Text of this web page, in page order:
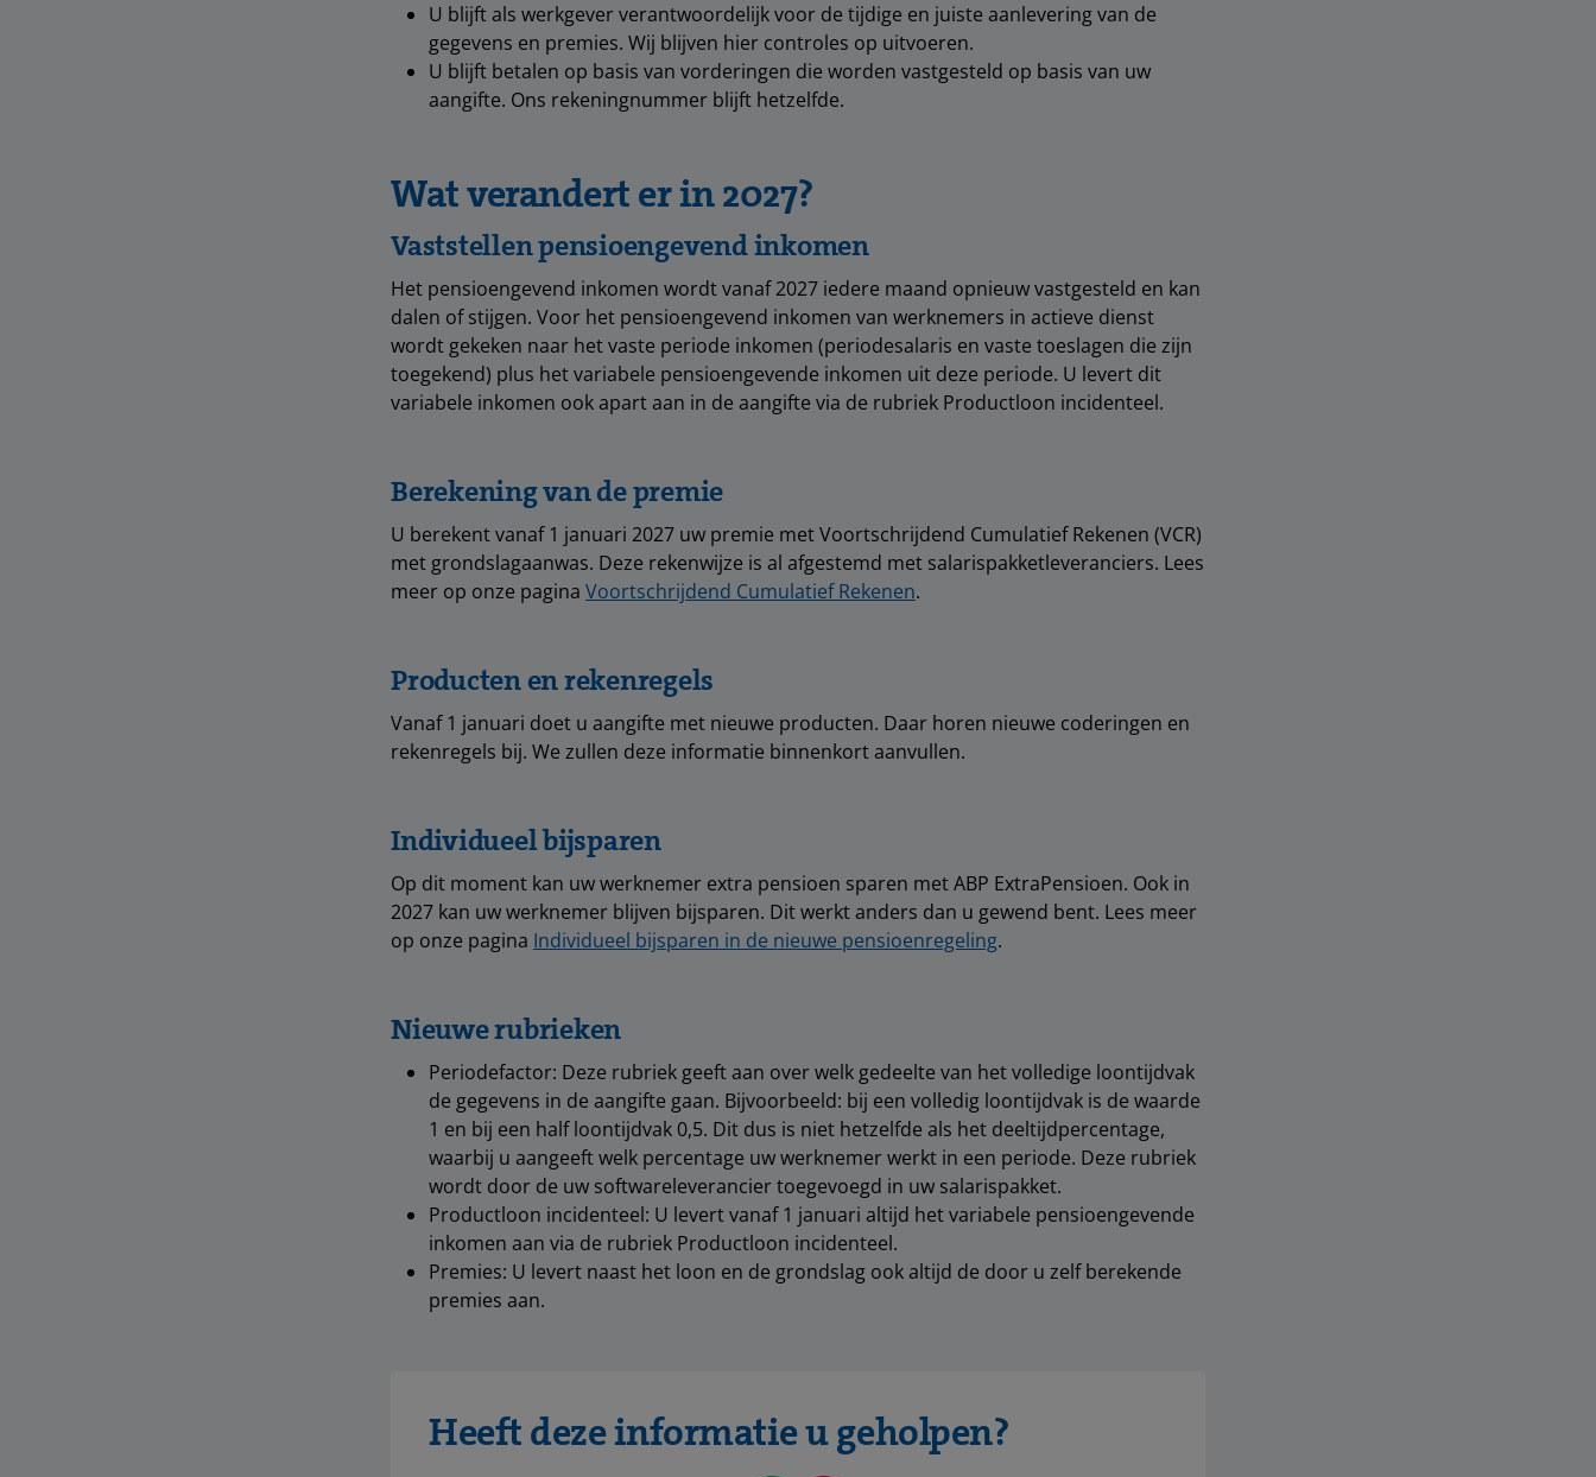
U blijft als werkgever verantwoordelijk voor de tijdige en juiste aanlevering van de
gegevens en premies. Wij blijven hier controles op uitvoeren.
U blijft betalen op basis van vorderingen die worden vastgesteld op basis van uw
aangifte. Ons rekeningnummer blijft hetzelfde.
Wat verandert er in 2027?
Vaststellen pensioengevend inkomen
Het pensioengevend inkomen wordt vanaf 2027 iedere maand opnieuw vastgesteld en kan
dalen of stijgen. Voor het pensioengevend inkomen van werknemers in actieve dienst
wordt gekeken naar het vaste periode inkomen (periodesalaris en vaste toeslagen die zijn
toegekend) plus het variabele pensioengevende inkomen uit deze periode. U levert dit
variabele inkomen ook apart aan in de aangifte via de rubriek Productloon incidenteel.
Berekening van de premie
U berekent vanaf 1 januari 2027 uw premie met Voortschrijdend Cumulatief Rekenen (VCR)
met grondslagaanwas. Deze rekenwijze is al afgestemd met salarispakketleveranciers. Lees
meer op onze pagina Voortschrijdend Cumulatief Rekenen.
Producten en rekenregels
Vanaf 1 januari doet u aangifte met nieuwe producten. Daar horen nieuwe coderingen en
rekenregels bij. We zullen deze informatie binnenkort aanvullen.
Individueel bijsparen
Op dit moment kan uw werknemer extra pensioen sparen met ABP ExtraPensioen. Ook in
2027 kan uw werknemer blijven bijsparen. Dit werkt anders dan u gewend bent. Lees meer
op onze pagina Individueel bijsparen in de nieuwe pensioenregeling.
Nieuwe rubrieken
Periodefactor: Deze rubriek geeft aan over welk gedeelte van het volledige loontijdvak
de gegevens in de aangifte gaan. Bijvoorbeeld: bij een volledig loontijdvak is de waarde
1 en bij een half loontijdvak 0,5. Dit dus is niet hetzelfde als het deeltijdpercentage,
waarbij u aangeeft welk percentage uw werknemer werkt in een periode. Deze rubriek
wordt door de uw softwareleverancier toegevoegd in uw salarispakket.
Productloon incidenteel: U levert vanaf 1 januari altijd het variabele pensioengevende
inkomen aan via de rubriek Productloon incidenteel.
Premies: U levert naast het loon en de grondslag ook altijd de door u zelf berekende
premies aan.
Heeft deze informatie u geholpen?